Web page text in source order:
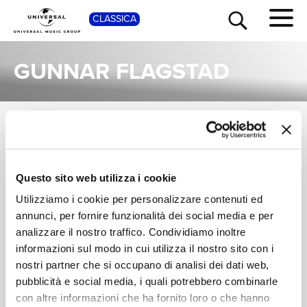
Questo sito web utilizza i cookie
Utilizziamo i cookie per personalizzare contenuti ed
annunci, per fornire funzionalità dei social media e per
analizzare il nostro traffico. Condividiamo inoltre
informazioni sul modo in cui utilizza il nostro sito con i
nostri partner che si occupano di analisi dei dati web,
pubblicità e social media, i quali potrebbero combinarle
con altre informazioni che ha fornito loro o che hanno
CLASSICA
GUNNAR FLAGSTAD
MARI SAMUELSEN,
JESPER
SÖDERQVIST,
GUNNAR FLAGSTAD
Helmersson:
Timelapse
Digitale
SHOP
TOUR
NEWS
RICERCA
CHI SIAMO
CONTATTI